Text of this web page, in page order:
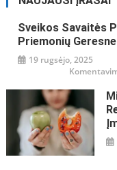
Sveikos Savaitės
Priemonių
19 rugsėjo, 2025